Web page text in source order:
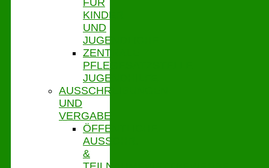
FÜR
KINDER
UND
JUGENDLICHE
ZENTRALE
PFLEGESATZSTELLE
JUGENDHILFE
AUSSCHREIBUNGEN
UND
VERGABE
ÖFFENTLICHE
AUSSCHR.
&